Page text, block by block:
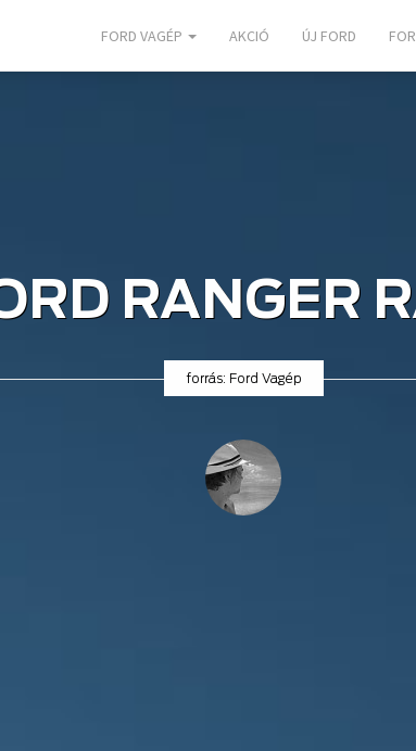
FORD VAGÉP AKCIÓ ÚJ FORD
RANGER
forrás: Ford Vagép